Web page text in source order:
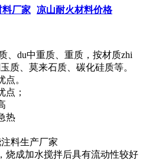
料厂家 凉山耐火材料价格
、du中重质、重质，按材质zhi
质、莫来石质、碳化硅质等。
。
点；
热
烧成加水搅拌后具有流动性较好